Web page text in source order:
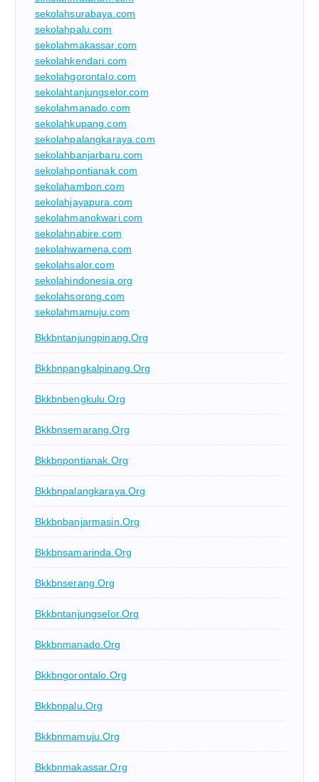
sekolahsurabaya.com
sekolahpalu.com
sekolahmakassar.com
sekolahkendari.com
sekolahgorontalo.com
sekolahtanjungselor.com
sekolahmanado.com
sekolahkupang.com
sekolahpalangkaraya.com
sekolahbanjarbaru.com
sekolahpontianak.com
sekolahambon.com
sekolahjayapura.com
sekolahmanokwari.com
sekolahnabire.com
sekolahwamena.com
sekolahsalor.com
sekolahindonesia.org
sekolahsorong.com
sekolahmamuju.com
Bkkbntanjungpinang.org
Bkkbnpangkalpinang.org
Bkkbnbengkulu.org
Bkkbnsemarang.org
Bkkbnpontianak.org
Bkkbnpalangkaraya.org
Bkkbnbanjarmasin.org
Bkkbnsamarinda.org
Bkkbnserang.org
Bkkbntanjungselor.org
Bkkbnmanado.org
Bkkbngorontalo.org
Bkkbnpalu.org
Bkkbnmamuju.org
Bkkbnmakassar.org